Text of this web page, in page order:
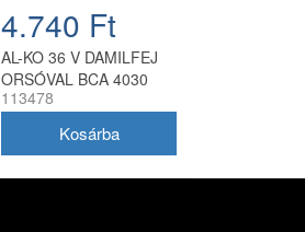
4.740 Ft
AL-KO 36 V DAMILFEJ
ORSÓVAL BCA 4030
113478